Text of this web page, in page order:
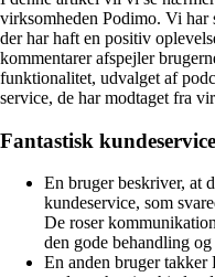
virksomheden Podimo. Vi har
der har haft en positiv
kommentarer afspejler
funktionalitet, udvalget af
service, de har modtaget fra
Fantastisk kundeservice
En bruger beskriver, at
kundeservice, som
De roser
den gode behandling
En anden bruger takker